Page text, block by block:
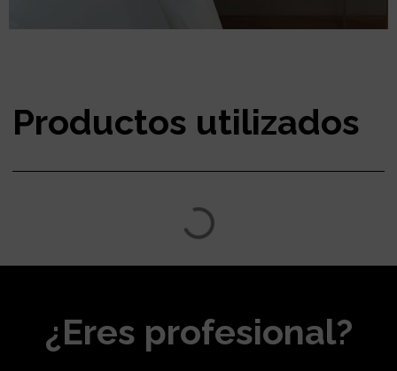
Productos utilizados